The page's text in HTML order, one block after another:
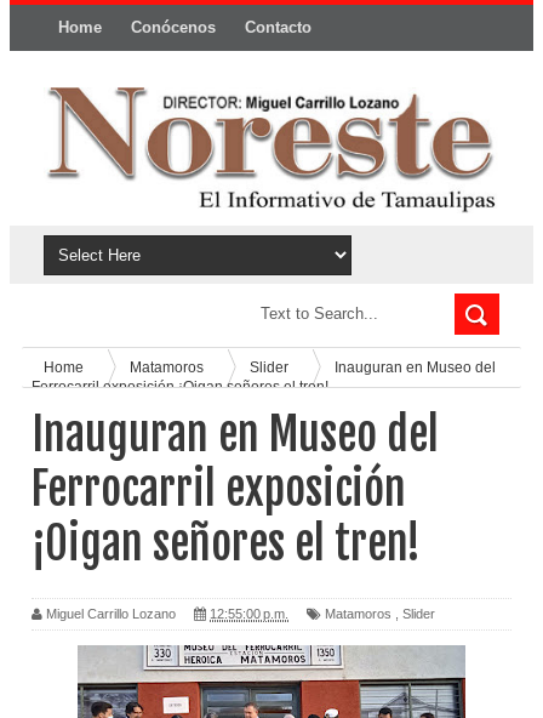
Home Conócenos Contacto
Home Matamoros Slider
Inauguran en Museo del
Ferrocarril exposición ¡Oigan señores el tren!
Inauguran en Museo del
Ferrocarril exposición
¡Oigan señores el tren!
Miguel Carrillo Lozano 12:55:00 p.m. Matamoros Slider